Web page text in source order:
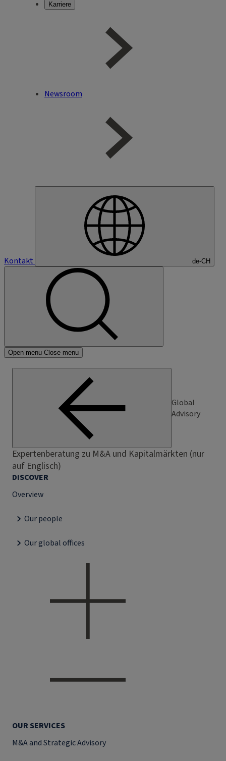
Karriere
Newsroom
Kontakt de-CH
Open menu Close menu
Global
Advisory
Expertenberatung zu M&A und Kapitalmärkten (nur
auf Englisch)
DISCOVER
Overview
Our people
Our global offices
OUR SERVICES
M&A and Strategic Advisory